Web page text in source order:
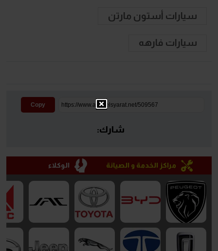
سيارات أستون مارتن
سيارات فارهه
Copy
شارك:
مراكز الخدمة و الصيانة الوكلاء